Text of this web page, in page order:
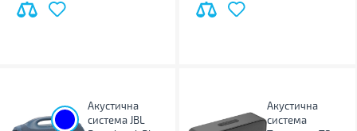
Акустична
система JBL
Акустична
система